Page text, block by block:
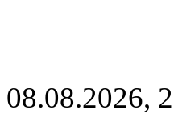
08.08.2026,